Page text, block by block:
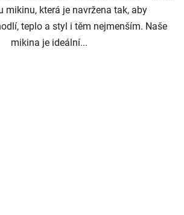
mikinu, která je navržena tak, aby
teplo a styl i těm nejmenším. Naše
mikina je ideální...